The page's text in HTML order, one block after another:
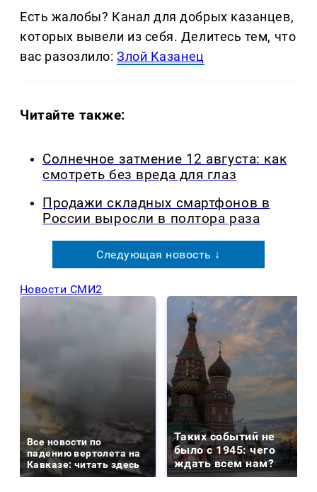
Есть жалобы? Канал для добрых казанцев,
которых вывели из себя. Делитеcь тем, что
вас разозлило:Злой Казанец
Читайте также:
Солнечное затмение 12 августа: как
смотреть без вреда для глаз
Продажи складных смартфонов в
России выросли в полтора раза
Следующая новость ↓
Новости СМИ2
Все новости по
падению вертолета на
Кавказе: читать здесь
Таких событий не
было с 1945: чего
ждать всем нам?